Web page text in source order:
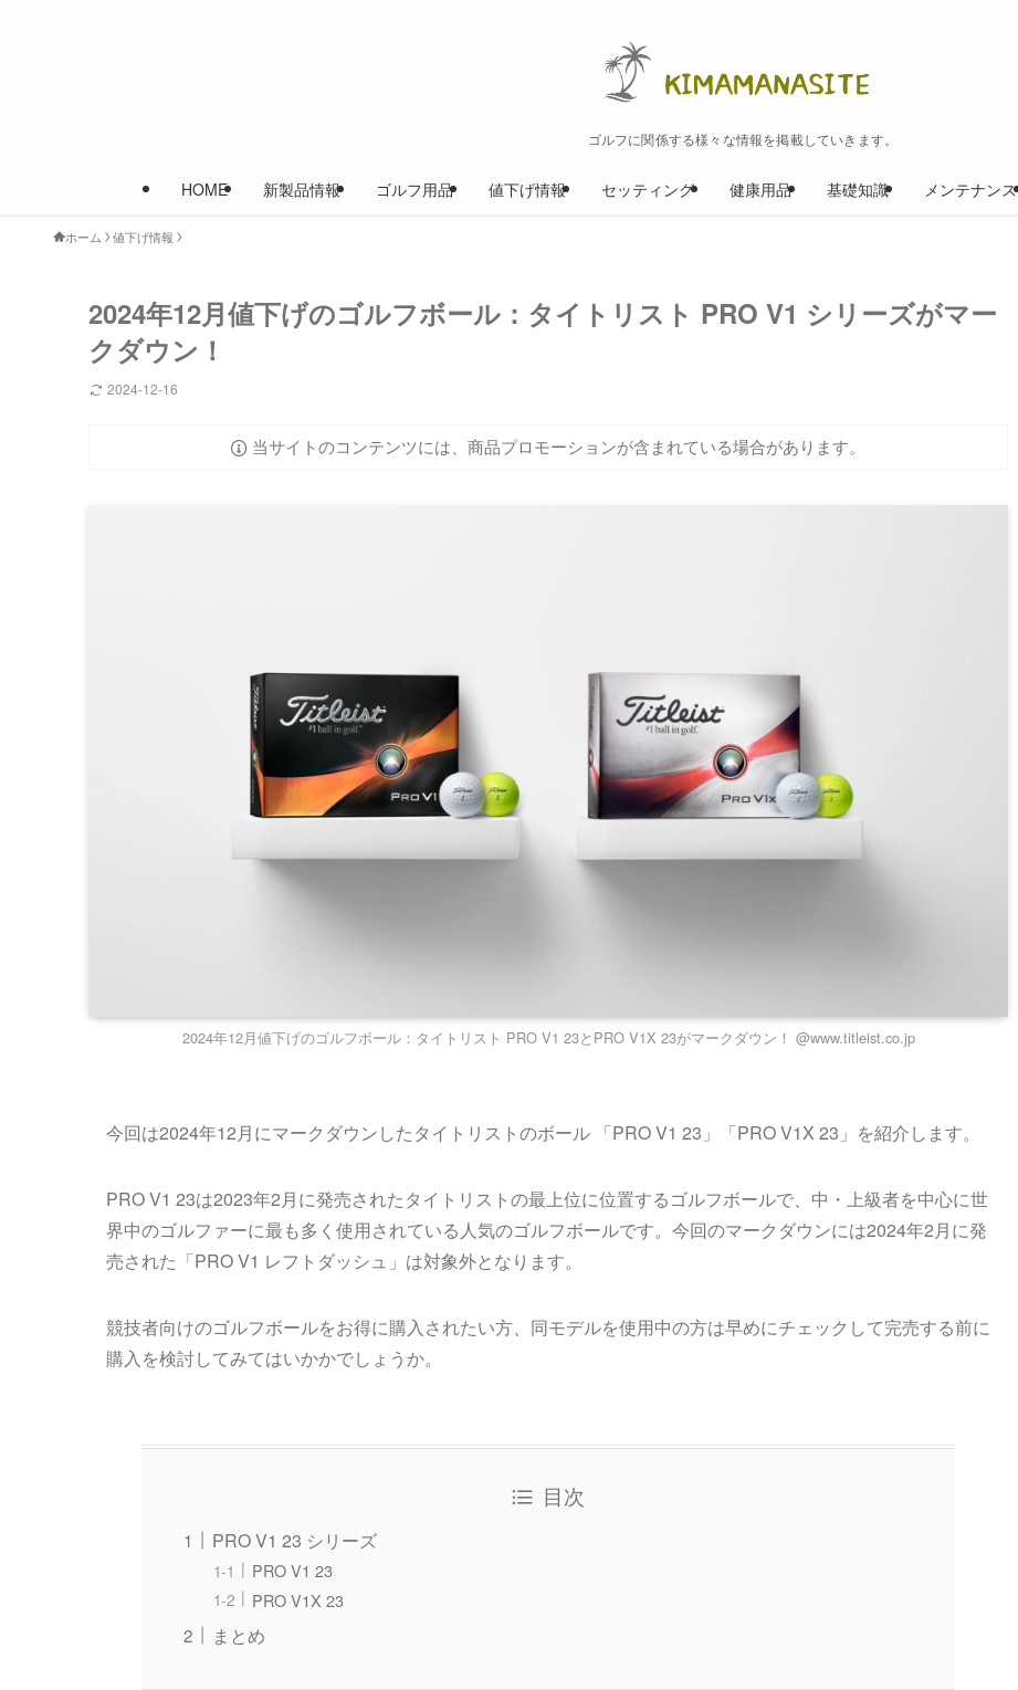
ゴルフに関係する様々な情報を掲載していきます。
HOME 新製品情報 ゴルフ用品 値下げ情報 セッティング 健康用品 基礎知識 メンテナンス
ホーム 値下げ情報
2024年12月値下げのゴルフボール：タイトリスト PRO V1 シリーズがマー
クダウン！
2024-12-16
当サイトのコンテンツには、商品プロモーションが含まれている場合があります。
2024年12月値下げのゴルフボール：タイトリスト PRO V1 23とPRO V1X 23がマークダウン！ @www.titleist.co.jp
今回は2024年12月にマークダウンしたタイトリストのボール 「PRO V1 23」「PRO V1X 23」を紹介します。
PRO V1 23は2023年2月に発売されたタイトリストの最上位に位置するゴルフボールで、中・上級者を中心に世
界中のゴルファーに最も多く使用されている人気のゴルフボールです。今回のマークダウンには2024年2月に発
売された「PRO V1 レフトダッシュ」は対象外となります。
競技者向けのゴルフボールをお得に購入されたい方、同モデルを使用中の方は早めにチェックして完売する前に
購入を検討してみてはいかかでしょうか。
目次
PRO V1 23 シリーズ
PRO V1 23
PRO V1X 23
まとめ